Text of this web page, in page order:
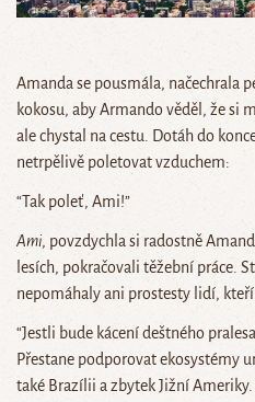
Amanda se pousmála, načechrala
kokosu, aby Armando věděl, že si
ale chystal na cestu. Dotáh do
netrpělivě poletovat vzduchem:
“Tak poleť, Ami!”
Ami, povzdychla si radostně
lesích, pokračovali těžební práce.
nepomáhaly ani prostesty lidí,
“Jestli bude kácení deštného
Přestane podporovat ekosystémy
také Brazílii a zbytek Jižní